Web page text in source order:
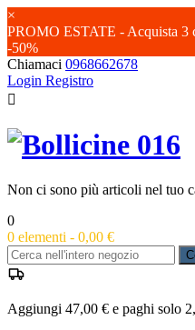
×
PROMO ESTATE - Acquista 3
-50%
Chiamaci 0968662678
Login Registro

Non ci sono più articoli nel tuo
0
0 elementi - 0,00 €
Aggiungi 47,00 € e paghi solo